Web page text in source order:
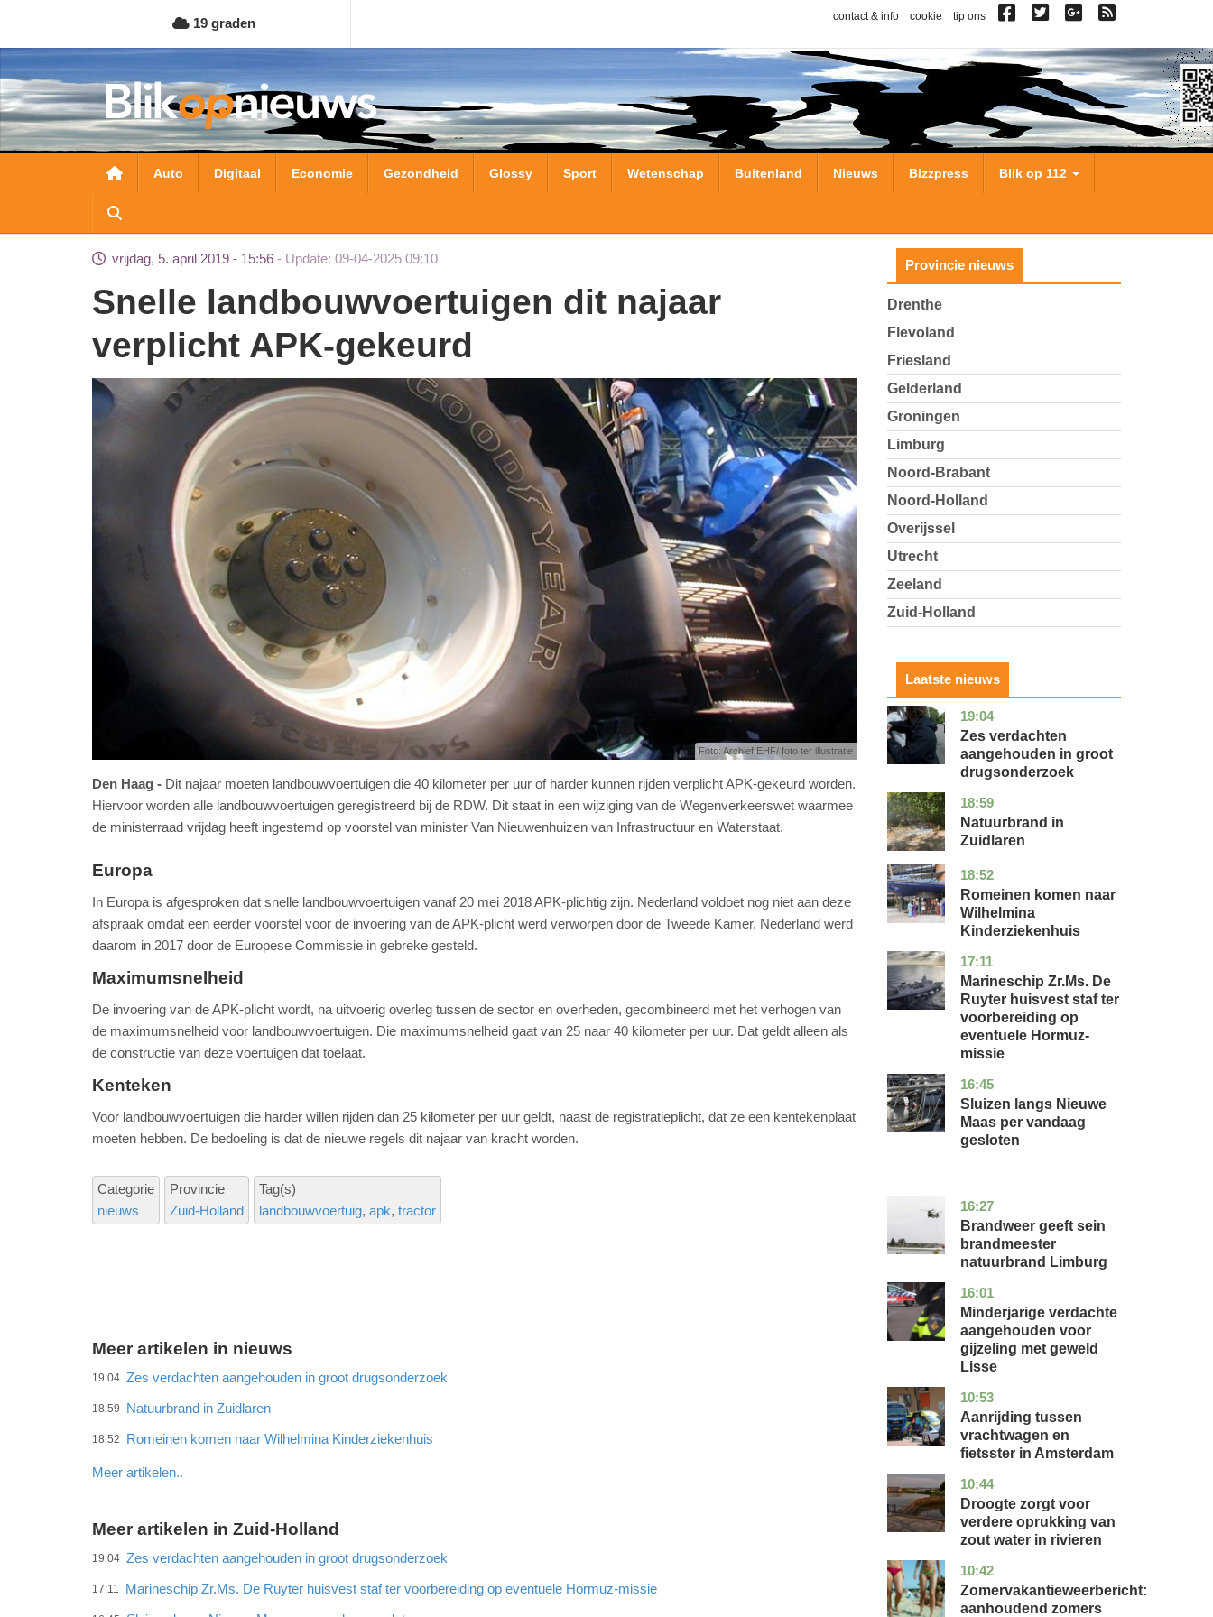
naar
de
inhoud
gaan
19 graden contact & info cookie tip ons
Hoofdnavigatie
Auto Digitaal Economie Gezondheid Glossy Sport Wetenschap Buitenland Nieuws Bizzpress Blik op 112
vrijdag, 5. april 2019 - 15:56 Update: 09-04-2025 09:10
Snelle landbouwvoertuigen dit najaar
verplicht APK-gekeurd
Foto: Archief EHF/ foto ter illustratie
Den Haag
Dit najaar moeten landbouwvoertuigen die 40 kilometer per uur of harder kunnen rijden verplicht APK-gekeurd worden.
Hiervoor worden alle landbouwvoertuigen geregistreerd bij de RDW. Dit staat in een wijziging van de Wegenverkeerswet waarmee
de ministerraad vrijdag heeft ingestemd op voorstel van minister Van Nieuwenhuizen van Infrastructuur en Waterstaat.
Europa
In Europa is afgesproken dat snelle landbouwvoertuigen vanaf 20 mei 2018 APK-plichtig zijn. Nederland voldoet nog niet aan deze
afspraak omdat een eerder voorstel voor de invoering van de APK-plicht werd verworpen door de Tweede Kamer. Nederland werd
daarom in 2017 door de Europese Commissie in gebreke gesteld.
Maximumsnelheid
De invoering van de APK-plicht wordt, na uitvoerig overleg tussen de sector en overheden, gecombineerd met het verhogen van
de maximumsnelheid voor landbouwvoertuigen. Die maximumsnelheid gaat van 25 naar 40 kilometer per uur. Dat geldt alleen als
de constructie van deze voertuigen dat toelaat.
Kenteken
Voor landbouwvoertuigen die harder willen rijden dan 25 kilometer per uur geldt, naast de registratieplicht, dat ze een kentekenplaat
moeten hebben. De bedoeling is dat de nieuwe regels dit najaar van kracht worden.
Categorie
nieuws
Provincie
Zuid-Holland
Tag(s)
landbouwvoertuig apk tractor
Meer artikelen in nieuws
19:04 Zes verdachten aangehouden in groot drugsonderzoek
18:59 Natuurbrand in Zuidlaren
18:52 Romeinen komen naar Wilhelmina Kinderziekenhuis
Meer artikelen..
Meer artikelen in Zuid-Holland
19:04 Zes verdachten aangehouden in groot drugsonderzoek
17:11 Marineschip Zr.Ms. De Ruyter huisvest staf ter voorbereiding op eventuele Hormuz-missie
Provincie nieuws
Drenthe
Flevoland
Friesland
Gelderland
Groningen
Limburg
Noord-Brabant
Noord-Holland
Overijssel
Utrecht
Zeeland
Zuid-Holland
Laatste nieuws
19:04
zuid-
holland
nieuws
Zes verdachten
aangehouden in groot
drugsonderzoek
18:59
drenthe
nieuws
Natuurbrand in
Zuidlaren
18:52
utrecht
nieuws
Romeinen komen naar
Wilhelmina
Kinderziekenhuis
17:11
zuid-
holland
nieuws
Marineschip Zr.Ms. De
Ruyter huisvest staf ter
voorbereiding op
eventuele Hormuz-
missie
16:45
zuid-
holland
nieuws
Sluizen langs Nieuwe
Maas per vandaag
gesloten
16:27
limburg
nieuws
Brandweer geeft sein
brandmeester
natuurbrand Limburg
16:01
zuid-
holland
nieuws
Minderjarige verdachte
aangehouden voor
gijzeling met geweld
Lisse
10:53
noord-
holland
nieuws
Aanrijding tussen
vrachtwagen en
fietsster in Amsterdam
10:44
gelderland
nieuws
Droogte zorgt voor
verdere oprukking van
zout water in rivieren
10:42
utrecht
nieuws
Zomervakantieweerbericht:
aanhoudend zomers